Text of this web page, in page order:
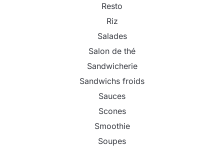
Resto
Riz
Salades
Salon de thé
Sandwicherie
Sandwichs froids
Sauces
Scones
Smoothie
Soupes